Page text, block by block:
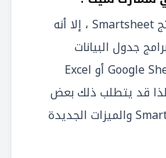
على الرغم من اسم المنتج Smartsheet ، إلا أنه
جدول البيانات
Spreadsheets مثل Google Sheets أو Excel
لذا قد يتطلب ذلك بعض
الوقت لتعلم نمط Smartsheet والميزات الجديدة